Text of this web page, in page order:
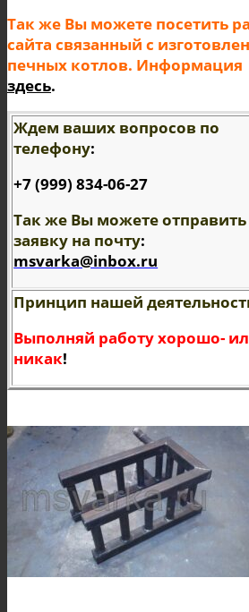
Так же Вы можете посетить
сайта связанный с
печных котлов. Информация
здесь.
Ждем ваших вопросов по
телефону:
+7 (999) 834-06-27
Так же Вы можете отправить
заявку на почту:
msvarka@inbox.ru
Принцип нашей
Выполняй работу хорошо-
никак!